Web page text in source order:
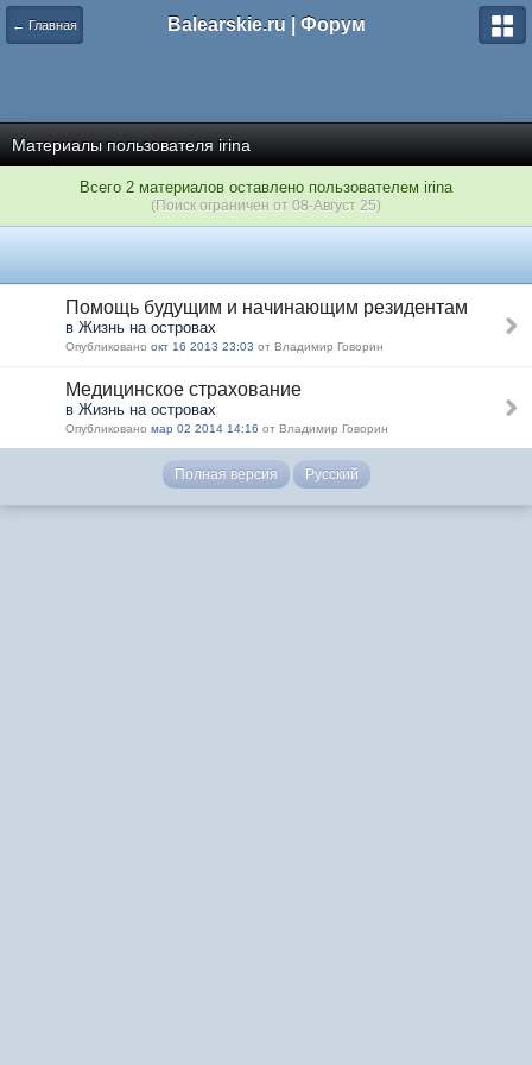
← Главная Balearskie.ru | Форум
Материалы пользователя irina
Всего 2 материалов оставлено пользователем irina
(Поиск ограничен от 08-Август 25)
Помощь будущим и начинающим резидентам
в Жизнь на островах
Опубликовано окт 16 2013 23:03 от Владимир Говорин
Медицинское страхование
в Жизнь на островах
Опубликовано мар 02 2014 14:16 от Владимир Говорин
Полная версия Русский